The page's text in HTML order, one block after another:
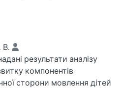
В.
результати аналізу
компонентів
сторони мовлення дітей